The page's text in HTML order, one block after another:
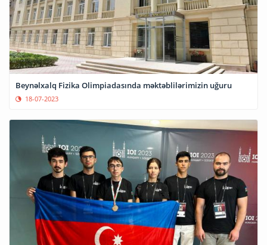
Beynəlxalq Fizika Olimpiadasında məktəblilərimizin uğuru
18-07-2023